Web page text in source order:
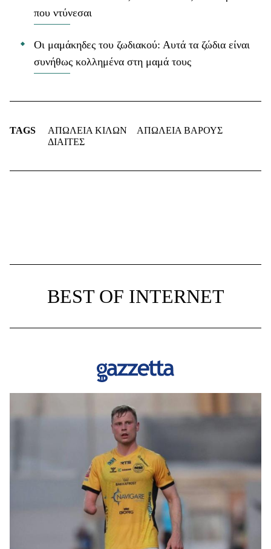
που ντύνεσαι
Οι μαμάκηδες του ζωδιακού: Αυτά τα ζώδια είναι
συνήθως κολλημένα στη μαμά τους
TAGS ΑΠΩΛΕΙΑ ΚΙΛΩΝ
ΑΠΩΛΕΙΑ ΒΑΡΟΥΣ
ΔΙΑΙΤΕΣ
BEST OF INTERNET